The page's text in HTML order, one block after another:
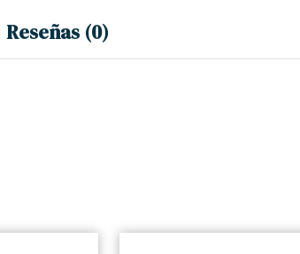
Reseñas (0)